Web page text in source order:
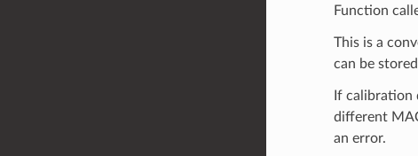
Function
This is a
can be
If calibration
different
an error.